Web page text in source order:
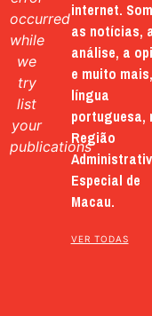
occurred
while
we
try
list
your
publications
internet.
as notícias,
análise, a
e muito
língua
portuguesa,
Região
Especial de
Macau.
VER TODAS